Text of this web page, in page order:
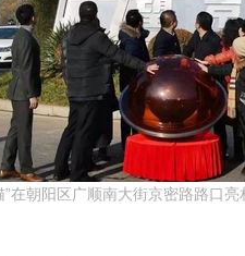
在朝阳区广顺南大街京密路路口